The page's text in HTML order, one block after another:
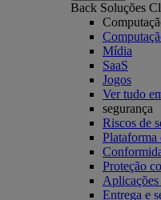
Back Soluções
Mídia
SaaS
Jogos
Ver tudo
segurança
Riscos de
Plataforma
Proteção
Aplicações
Entrega e